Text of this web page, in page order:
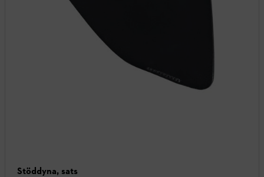
Stöddyna, sats